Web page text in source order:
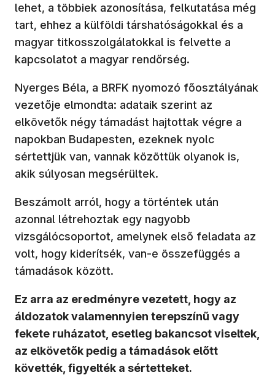
lehet, a többiek azonosítása, felkutatása még
tart, ehhez a külföldi társhatóságokkal és a
magyar titkosszolgálatokkal is felvette a
kapcsolatot a magyar rendőrség.
Nyerges Béla, a BRFK nyomozó főosztályának
vezetője elmondta: adataik szerint az
elkövetők négy támadást hajtottak végre a
napokban Budapesten, ezeknek nyolc
sértettjük van, vannak közöttük olyanok is,
akik súlyosan megsérültek.
Beszámolt arról, hogy a történtek után
azonnal létrehoztak egy nagyobb
vizsgálócsoportot, amelynek első feladata az
volt, hogy kiderítsék, van-e összefüggés a
támadások között.
Ez arra az eredményre vezetett, hogy az
áldozatok valamennyien terepszínű vagy
fekete ruházatot, esetleg bakancsot viseltek,
az elkövetők pedig a támadások előtt
követték, figyelték a sértetteket.